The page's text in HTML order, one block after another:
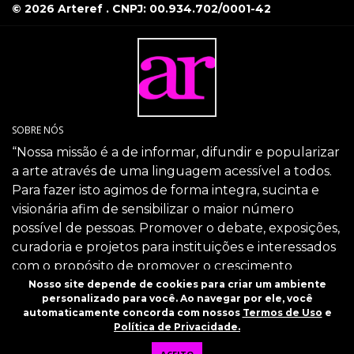
© 2026 Arteref . CNPJ: 00.934.702/0001-42
SOBRE NÓS
“Nossa missão é a de informar, difundir e popularizar
a arte através de uma linguagem acessível a todos.
Para fazer isto agimos de forma integra, sucinta e
visionária afim de sensibilizar o maior número
possível de pessoas. Promover o debate, exposições,
curadoria e projetos para instituições e interessados
com o propósito de promover o crescimento
intelectual da sociedade através da arte.”
SIGA-NOS
Nosso site depende de cookies para criar um ambiente
personalizado para você. Ao navegar por ele, você
automaticamente concorda com nossos Termos de Uso e
Política de Privacidade.